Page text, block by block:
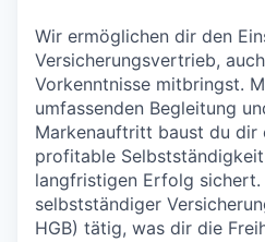
Wir ermöglichen dir den
Versicherungsvertrieb,
Vorkenntnisse mitbringst.
umfassenden Begleitung
Markenauftritt baust du dir
profitable
langfristigen Erfolg
selbstständiger
HGB) tätig, was dir die